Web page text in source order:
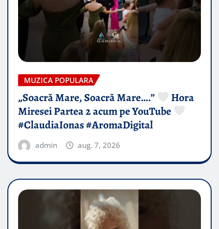
MUZICA POPULARA
„Soacră Mare, Soacră Mare….”
Hora
Miresei Partea 2 acum pe YouTube
#ClaudiaIonas #AromaDigital
admin aug. 7, 2026